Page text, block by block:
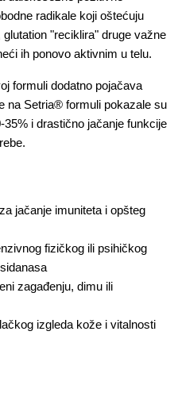
radikale koji oštećuju
"reciklira" druge važne
ih ponovo aktivnim u telu.
formuli dodatno pojačava
na Setria® formuli pokazale su
i drastično jačanje funkcije
jačanje imuniteta i opšteg
fizičkog ili psihičkog
zagađenju, dimu ili
izgleda kože i vitalnosti